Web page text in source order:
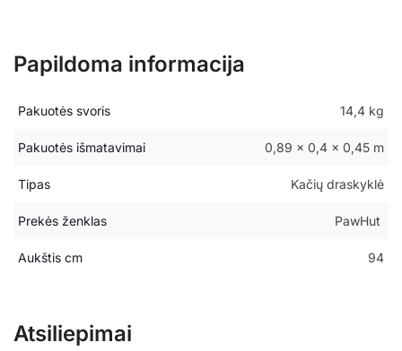
Papildoma informacija
Pakuotės svoris 14,4 kg
Pakuotės išmatavimai 0,89 × 0,4 × 0,45 m
Tipas Kačių draskyklė
Prekės ženklas PawHut
Aukštis cm 94
Atsiliepimai